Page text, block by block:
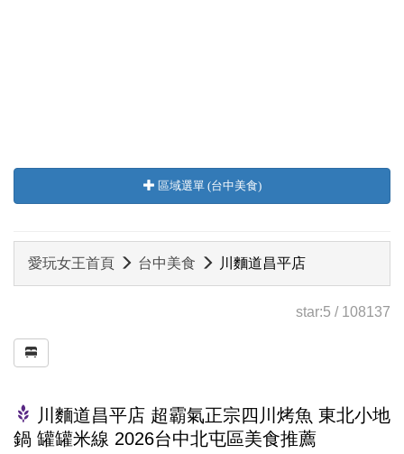
區域選單 (台中美食)
愛玩女王首頁 台中美食 川麵道昌平店
star:5 / 108137
川麵道昌平店 超霸氣正宗四川烤魚 東北小地
鍋 罐罐米線 2026台中北屯區美食推薦